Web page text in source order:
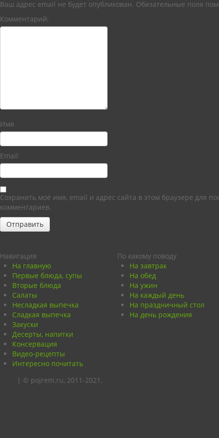
Ваш адрес email не будет опубликован. Обязательные поля
Комментарий:
Имя
Email
Сохранить моё имя, email и адрес сайта в этом браузере для
комментариев.
Навигация
На главную
Первые блюда, супы
Вторые блюда
Салаты
Несладкая выпечка
Сладкая выпечка
Закуски
Десерты, напитки
Консервация
Видео-рецепты
Интересно почитать
По какому поводу
На завтрак
На обед
На ужин
На каждый день
На праздничный стол
На день рождения
| © pojrem.ru, 2011-2021.